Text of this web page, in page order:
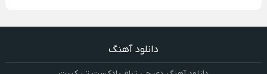
دانلود آهنگ